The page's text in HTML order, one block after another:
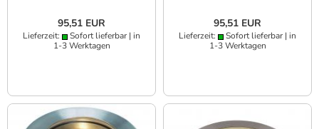
95,51 EUR
Lieferzeit:
Sofort lieferbar | in
1-3 Werktagen
95,51 EUR
Lieferzeit:
Sofort lieferbar | in
1-3 Werktagen